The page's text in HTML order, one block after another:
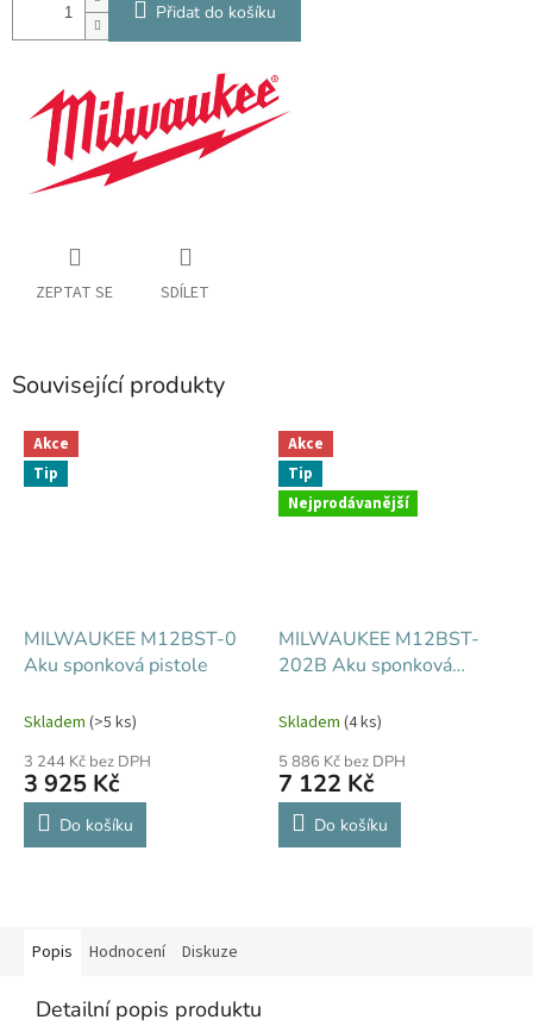
Přidat do košíku
ZEPTAT SE SDÍLET
Související produkty
Akce
Tip
MILWAUKEE M12BST-0
Aku sponková pistole
Skladem (>5 ks)
3 244 Kč bez DPH
3 925 Kč
Do košíku
Akce
Tip
Nejprodávanější
MILWAUKEE M12BST-
202B Aku sponková
Skladem (4 ks)
5 886 Kč bez DPH
7 122 Kč
Do košíku
Popis Hodnocení Diskuze
Detailní popis produktu